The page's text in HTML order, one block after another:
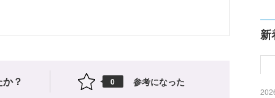
？ 0 参考になった
新